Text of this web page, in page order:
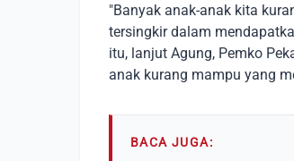
"Banyak anak-anak kita
tersingkir dalam
itu, lanjut Agung, Pemko
anak kurang mampu yang
BACA JUGA: